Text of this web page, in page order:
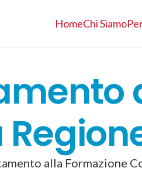
HomeChi Siamo
alla Formazione